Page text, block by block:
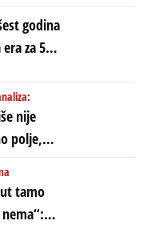
jedne
forma te
na
ali
godina
za 5
lavina
nije
polje,
KOJI
CEOtamo